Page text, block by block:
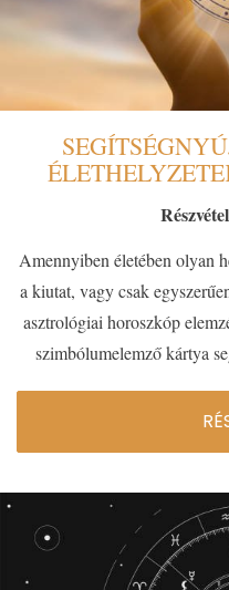
Amennyiben életében olyan
a kiutat, vagy csak
asztrológiai horoszkóp
szimbólumelemző kártya